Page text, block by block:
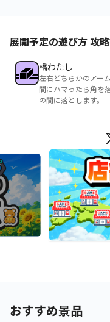
展開予定の遊び方 攻
橋わたし
左右どちらかのアー
間にハマったら角を
の間に落とします。
おすすめ景品